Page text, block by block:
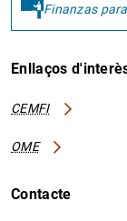
Finanzas
Enllaços
CEMFI
OME
Contacte